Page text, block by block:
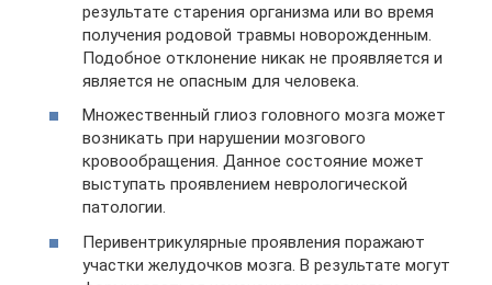
результате старения организма или во время
получения родовой травмы новорожденным.
Подобное отклонение никак не проявляется и
является не опасным для человека.
Множественный глиоз головного мозга может
возникать при нарушении мозгового
кровообращения. Данное состояние может
выступать проявлением неврологической
патологии.
Перивентрикулярные проявления поражают
участки желудочков мозга. В результате могут